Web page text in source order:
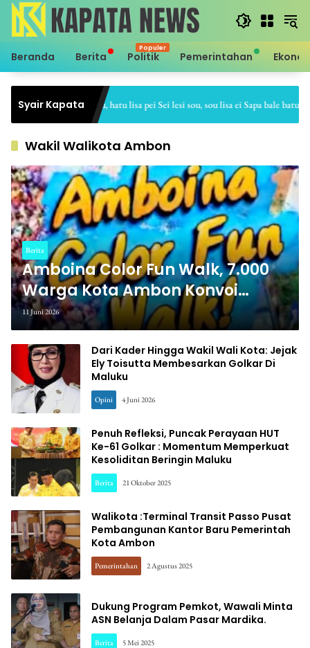
Langsung
konten
Beranda Berita Politik Pemerintahan
Syair Kapata
Sei hale hatu, hatu lisa pei Sei lesi sou, sou lisa ei Sapa bale batu, batu
Wakil Walikota Ambon
Berita
Amboina Color Fun Walk, 7.000
Warga Kota Ambon Konvoi
Dengan Jersey Dan Bendera
Negara Peserta Piala Dunia 2026
11 Juni 2026
Dari Kader Hingga Wakil Wali Kota: Jejak
Ely Toisutta Membesarkan Golkar Di
Maluku
Opini 4 Juni 2026
Penuh Refleksi, Puncak Perayaan HUT
Ke-61 Golkar : Momentum Memperkuat
Kesoliditan Beringin Maluku
Berita 21 Oktober 2025
Walikota :Terminal Transit Passo Pusat
Pembangunan Kantor Baru Pemerintah
Kota Ambon
Pemerintahan 2 Agustus 2025
Dukung Program Pemkot, Wawali Minta
ASN Belanja Dalam Pasar Mardika.
Berita 5 Mei 2025